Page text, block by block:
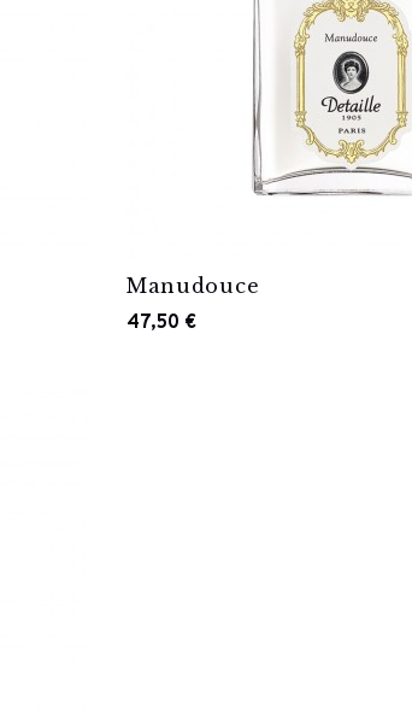
Manudouce
47,50 €